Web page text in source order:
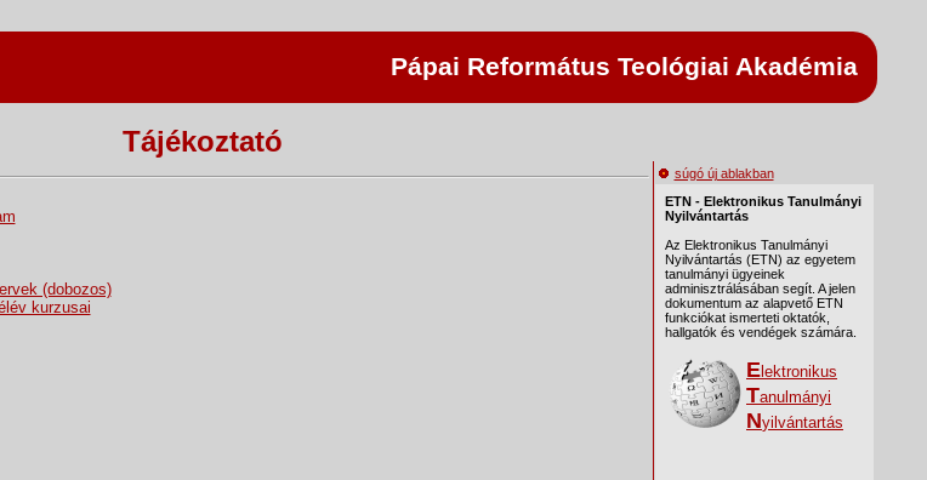
Pápai Református Teológiai Akadémia
Tájékoztató
(dobozos)
kurzusai
súgó új ablakban